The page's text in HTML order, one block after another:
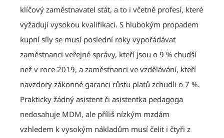
klíčový zaměstnavatel stát, a to i včetně profesí, které
vyžadují vysokou kvalifikaci. S hlubokým propadem
kupní síly se musí poslední roky vypořádávat
zaměstnanci veřejné správy, kteří jsou o 9 % chudší
než v roce 2019, a zaměstnanci ve vzdělávání, kteří
navzdory zákonné garanci růstu platů zchudli o 7 %.
Prakticky žádný asistent či asistentka pedagoga
nedosahuje MDM, ale příliš nízkým mzdám
vzhledem k vysokým nákladům musí čelit i čtyři z